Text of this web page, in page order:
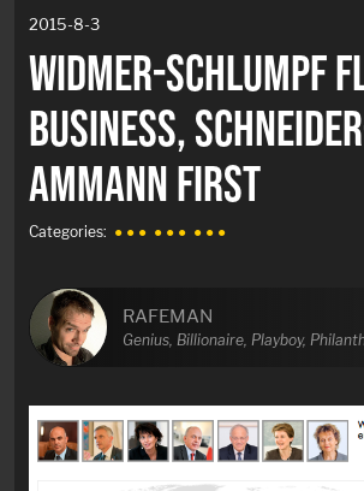
2015-8-3
WIDMER-SCHLUMPF
BUSINESS,
AMMANN FIRST
Categories: ● ● ● ● ● ● ● ● ●
RAFEMAN
Genius, Billionaire, Playboy,